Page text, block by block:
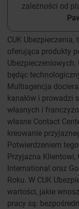
zależności od
CUK
oferująca produkty
będąc
Multiagencja
kanałów i prowadzi
własnych i
własne Contact
kreowanie
Potwierdzeniem
Przyjazna Klientowi,
International oraz
Roku. W CUK
wartości, jakie
pracy są: